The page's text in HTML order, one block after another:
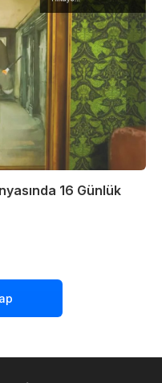
16 Günlük